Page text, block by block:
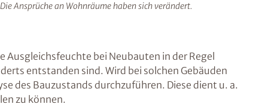
Die Ansprüche an Wohnräume haben sich verändert.
bei Neubauten in der Regel
entstanden sind. Wird bei solchen Gebäuden
des Bauzustands durchzuführen. Diese dient u. a.
zu können.